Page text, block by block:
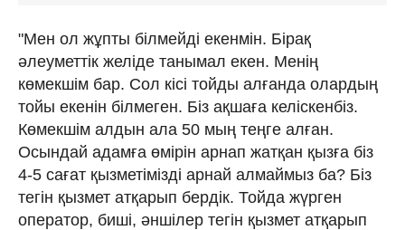
"Мен ол жұпты білмейді екенмін. Бірақ
әлеуметтік желіде танымал екен. Менің
көмекшім бар. Сол кісі тойды алғанда олардың
тойы екенін білмеген. Біз ақшаға келіскенбіз.
Көмекшім алдын ала 50 мың теңге алған.
Осындай адамға өмірін арнап жатқан қызға біз
4-5 сағат қызметімізді арнай алмаймыз ба? Біз
тегін қызмет атқарып бердік. Тойда жүрген
оператор, биші, әншілер тегін қызмет атқарып